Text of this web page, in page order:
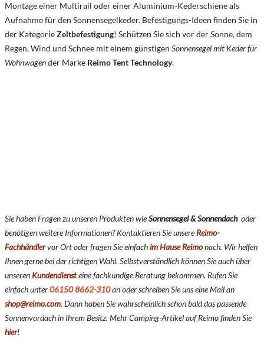
Montage einer Multirail oder einer Aluminium-Kederschiene als
Aufnahme für den Sonnensegelkeder. Befestigungs-Ideen finden Sie in
der KategorieZeltbefestigung! Schützen Sie sich vor der Sonne, dem
Regen, Wind und Schnee mit einem günstigen Sonnensegel mit Keder für
Wohnwagender Marke Reimo Tent Technology.
Sie haben Fragen zu unseren Produkten wieSonnensegel & Sonnendach oder
benötigen weitere Informationen? Kontaktieren Sie unsereReimo-
Fachhändlervor Ort oder fragen Sie einfachim Hause Reimonach. Wir helfen
Ihnen gerne bei der richtigen Wahl. Selbstverständlich können Sie auch über
unseren Kundendiensteine fachkundige Beratung bekommen. Rufen Sie
einfach unter06150 8662-310an oder schreiben Sie uns eine Mail an
shop@reimo.com. Dann haben Sie wahrscheinlich schon bald das passende
Sonnenvordach in Ihrem Besitz. Mehr Camping-Artikel auf Reimo finden Sie
hier!